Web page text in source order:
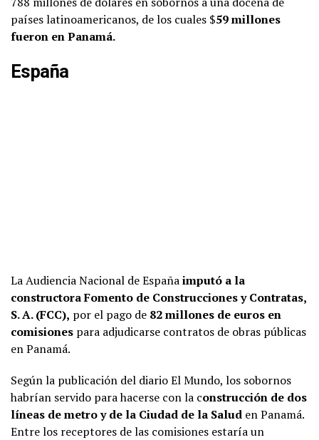
países latinoamericanos, de los cuales $59 millones
fueron en Panamá.
España
La Audiencia Nacional de Españaimputó a la
constructora Fomento de Construcciones y Contratas,
S. A. (FCC), por el pago de 82 millones de euros en
comisiones para adjudicarse contratos de obras públicas
en Panamá.
Según la publicación del diario El Mundo, los sobornos
habrían servido para hacerse con la construcción de dos
líneas de metro y de la Ciudad de la Salud en Panamá.
Entre los receptores de las comisiones estaría un